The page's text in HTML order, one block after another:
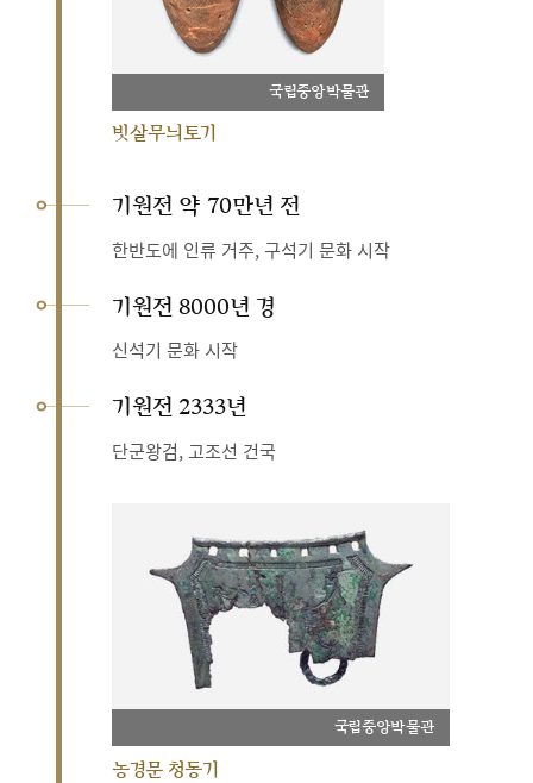
국립중앙박물관
빗살무늬토기
기원전 약 70만년 전
한반도에 인류 거주, 구석기 문화 시작
기원전 8000년 경
신석기 문화 시작
기원전 2333년
단군왕검, 고조선 건국
국립중앙박물관
농경문 청동기